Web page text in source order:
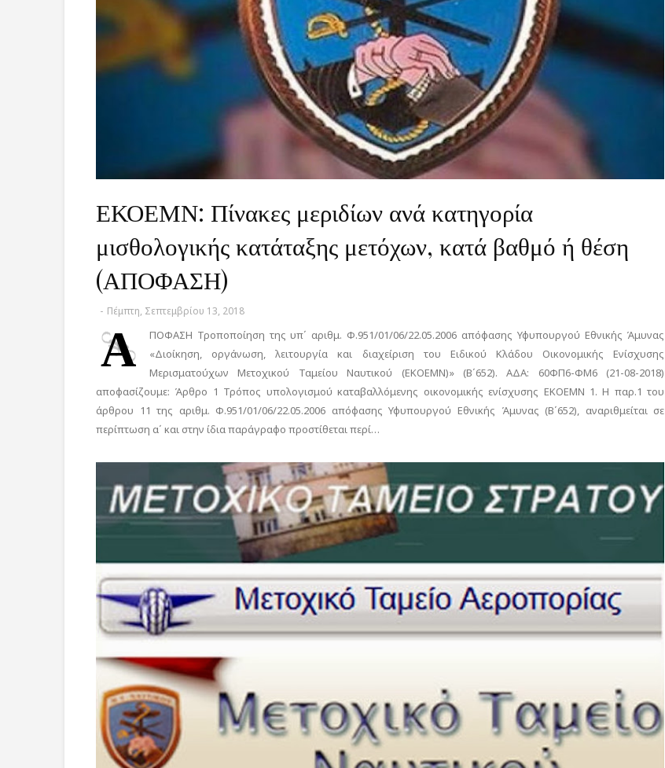
ΕΚΟΕΜΝ: Πίνακες μεριδίων ανά κατηγορία
μισθολογικής κατάταξης μετόχων, κατά βαθμό ή θέση
(ΑΠΟΦΑΣΗ)
- Πέμπτη, Σεπτεμβρίου 13, 2018
Α
ΠΟΦΑΣΗ Τροποποίηση της υπ΄ αριθμ. Φ.951/01/06/22.05.2006 απόφασης Υφυπουργού Εθνικής Άμυνας
«Διοίκηση, οργάνωση, λειτουργία και διαχείριση του Ειδικού Κλάδου Οικονομικής Ενίσχυσης
Μερισματούχων Μετοχικού Ταμείου Ναυτικού (EKOEMN)» (Β΄652). ΑΔΑ: 60ΦΠ6-ΦΜ6 (21-08-2018)
αποφασίζουμε: Άρθρο 1 Τρόπος υπολογισμού καταβαλλόμενης οικονομικής ενίσχυσης ΕΚΟΕΜΝ 1. Η παρ.1 του
άρθρου 11 της αριθμ. Φ.951/01/06/22.05.2006 απόφασης Υφυπουργού Εθνικής Άμυνας (Β΄652), αναριθμείται σε
περίπτωση α΄ και στην ίδια παράγραφο προστίθεται περί…